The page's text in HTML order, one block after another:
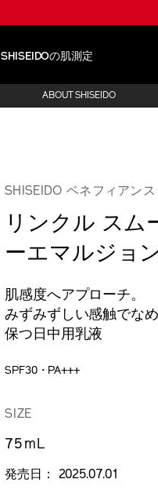
SHISEIDOの肌測定
ABOUT SHISEIDO
SHISEIDO ベネフィアンス
リンクル スム
ーエマルジョ
肌感度へアプローチ。
みずみずしい感触でな
保つ日中用乳液
SPF30・PA+++
smoothing-
emulsion-
4514254222560.html
番
4514254222560
SIZE
75mL
発売日： 2025.07.01